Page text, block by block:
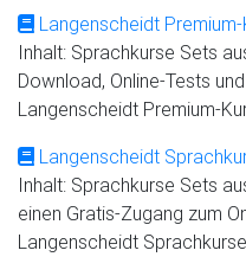
Langenscheidt Premium-
Inhalt: Sprachkurse Sets
Download, Online-Tests
Langenscheidt Premium-
Langenscheidt
Inhalt: Sprachkurse Sets
einen Gratis-Zugang zum
Langenscheidt